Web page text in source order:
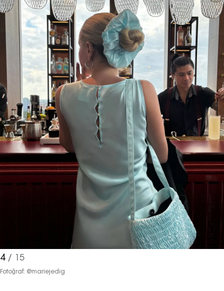
4/ 15
Fotoğraf: @mariejedig